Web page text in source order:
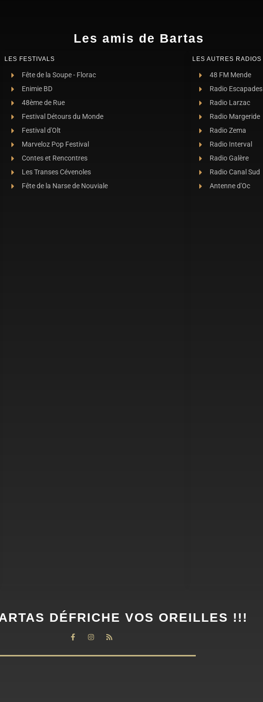
Les amis de Bartas
LES FESTIVALS
Fête de la Soupe - Florac
Enimie BD
48ème de Rue
Festival Détours du Monde
Festival d'Olt
Marveloz Pop Festival
Contes et Rencontres
Les Transes Cévenoles
Fête de la Narse de Nouviale
LES AUTRES RADIOS
48 FM Mende
Radio Escapades
Radio Larzac
Radio Margeride
Radio Zema
Radio Interval
Radio Galère
Radio Canal Sud
Antenne d'Oc
DÉFRICHE VOS OREILLES !!!